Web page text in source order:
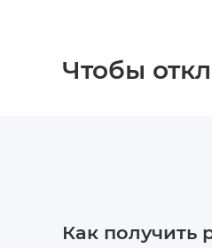
Чтобы
Как получить